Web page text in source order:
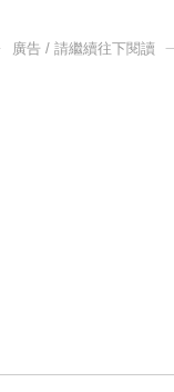
廣告 / 請繼續往下閱讀